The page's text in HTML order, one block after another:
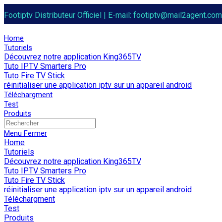
to
content
Footiptv Distributeur Officiel | E-mail:
Home
Tutoriels
Découvrez notre application King365TV
Tuto IPTV Smarters Pro
Tuto Fire TV Stick
réinitialiser une application iptv sur un appareil android
Téléchargment
Test
Produits
Toggle
website
search
Menu Fermer
Home
Tutoriels
Découvrez notre application King365TV
Tuto IPTV Smarters Pro
Tuto Fire TV Stick
réinitialiser une application iptv sur un appareil android
Téléchargment
Test
Produits